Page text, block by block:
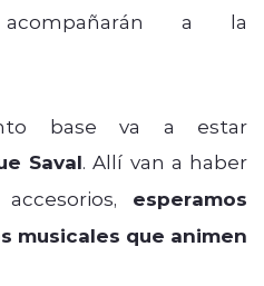
a la
base va a estar
Saval. Allí van a haber
esperamos
musicales que animen